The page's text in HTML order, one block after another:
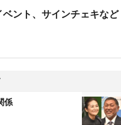
ント、サインチェキなど
係